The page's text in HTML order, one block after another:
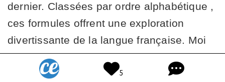
dernier. Classées par ordre alphabétique ,
ces formules offrent une exploration
divertissante de la langue française. Moi
j'ai bien apprécié l'originalité et l'humour
de ce dictionnaire. C'est une lecture
5